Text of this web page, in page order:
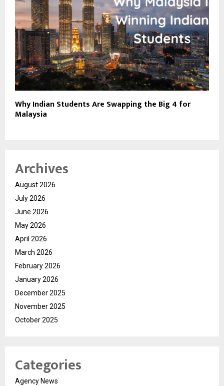
Why Indian Students Are Swapping the Big 4 for
Malaysia
Archives
August 2026
July 2026
June 2026
May 2026
April 2026
March 2026
February 2026
January 2026
December 2025
November 2025
October 2025
Categories
Agency News